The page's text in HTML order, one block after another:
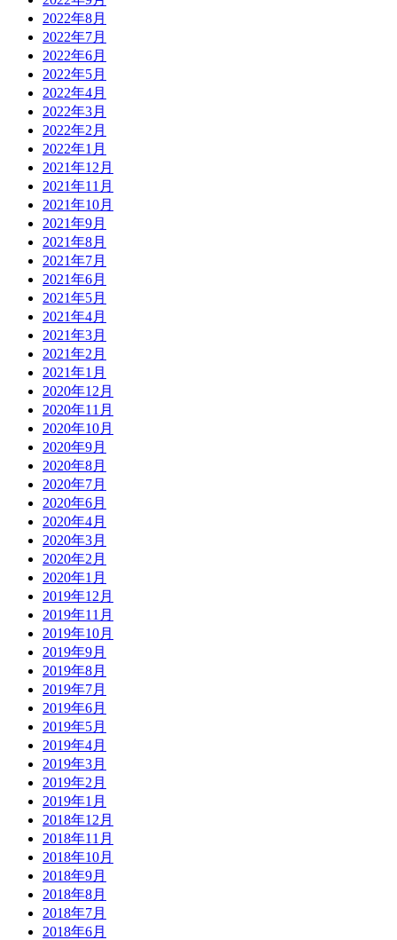
2022年8月
2022年7月
2022年6月
2022年5月
2022年4月
2022年3月
2022年2月
2022年1月
2021年12月
2021年11月
2021年10月
2021年9月
2021年8月
2021年7月
2021年6月
2021年5月
2021年4月
2021年3月
2021年2月
2021年1月
2020年12月
2020年11月
2020年10月
2020年9月
2020年8月
2020年7月
2020年6月
2020年4月
2020年3月
2020年2月
2020年1月
2019年12月
2019年11月
2019年10月
2019年9月
2019年8月
2019年7月
2019年6月
2019年5月
2019年4月
2019年3月
2019年2月
2019年1月
2018年12月
2018年11月
2018年10月
2018年9月
2018年8月
2018年7月
2018年6月